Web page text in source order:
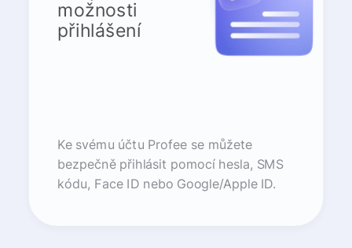
možnosti
přihlášení
Ke svému účtu Profee se můžete
bezpečně přihlásit pomocí hesla, SMS
kódu, Face ID nebo Google/Apple ID.